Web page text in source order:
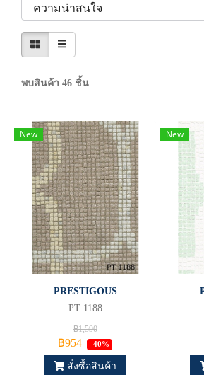
พบสินค้า 46 ชิ้น
New
PRESTIGOUS
PT 1188
฿1,590
฿954 -40%
สั่งซื้อสินค้า
New